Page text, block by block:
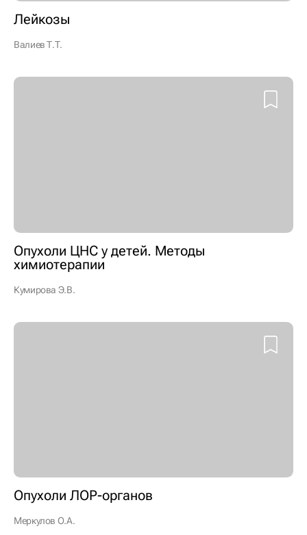
Лейкозы
Валиев Т.Т.
Опухоли ЦНС у детей. Методы
химиотерапии
Кумирова Э.В.
Опухоли ЛОР-органов
Меркулов О.А.